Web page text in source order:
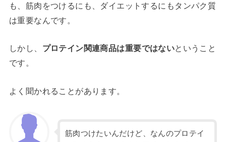
も、筋肉をつけるにも、ダイエットするにもタンパク質
は重要なんです。
しかし、 プロテイン関連商品は重要ではないということ
です。
よく聞かれることがあります。
筋肉つけたいんだけど、なんのプロテイ